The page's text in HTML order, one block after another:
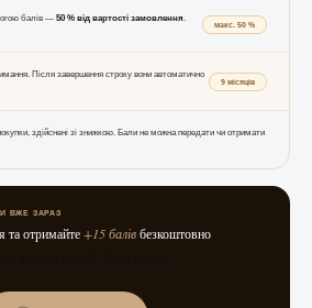
балів — 50 % від вартості замовлення.
макс. 50 %
Після завершення строку вони автоматично
9 місяців
здійснені зі знижкою. Бали не можна передати чи отримати
ВЖЕ ЗАРАЗ
та отримайте+15 балівбезкоштовно